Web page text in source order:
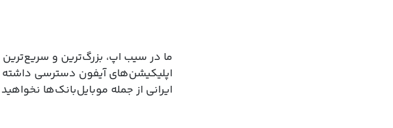
ما در سیب ‌اپ، بزرگ‌ترین و
اپلیکیشن‌های آیفون دسترسی
ایرانی از جمله موبایل‌بانک‌ها